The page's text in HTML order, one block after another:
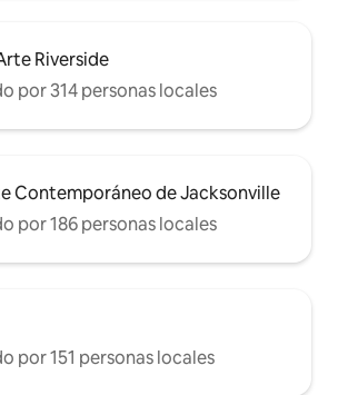
Riverside
por 314 personas locales
Contemporáneo de Jacksonville
por 186 personas locales
por 151 personas locales